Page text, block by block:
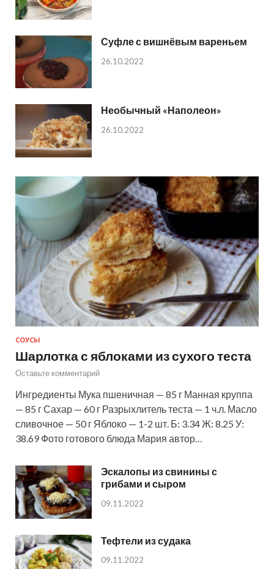
Суфле с вишнёвым вареньем
26.10.2022
Необычный «Наполеон»
26.10.2022
СОУСЫ
Шарлотка с яблоками из сухого теста
Оставьте комментарий
Ингредиенты Мука пшеничная — 85 г Манная круппа
— 85 г Сахар — 60 г Разрыхлитель теста — 1 ч.л. Масло
сливочное — 50 г Яблоко — 1-2 шт. Б: 3.34 Ж: 8.25 У:
38.69 Фото готового блюда Мария автор…
Эскалопы из свинины с
грибами и сыром
09.11.2022
Тефтели из судака
09.11.2022